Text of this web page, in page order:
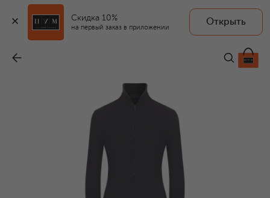
Скидка 10%
на первый заказ в приложении
Открыть
99 050 ₽